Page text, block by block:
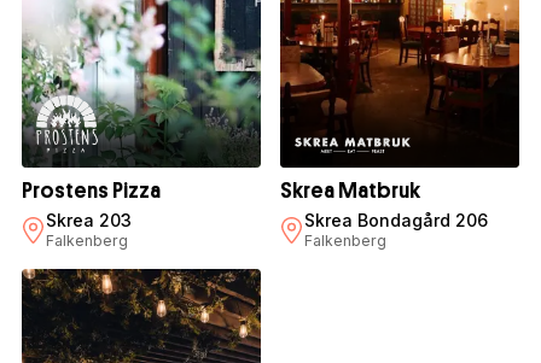
Prostens Pizza
Skrea 203
Falkenberg
Skrea Matbruk
Skrea Bondagård 206
Falkenberg